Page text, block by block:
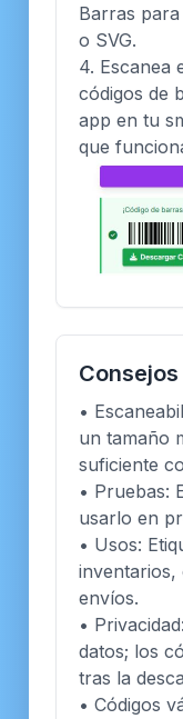
Barras
o SVG.
4. Escanea
códigos de
app en tu
que
Consejos
•
un tamaño
suficiente
• Pruebas:
usarlo en
• Usos:
inventarios,
envíos.
•
datos; los
tras la
• Códigos